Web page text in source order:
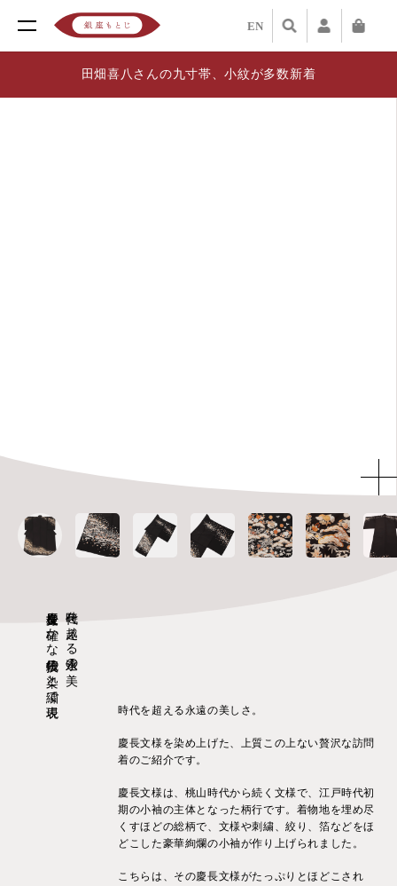
EN
田畑喜八さんの九寸帯、小紋が多数新着
時代を越える永遠の美
慶長文様を確かな伝統技の染と繍で表現
時代を超える永遠の美しさ。
慶長文様を染め上げた、上質この上ない贅沢な訪問
着のご紹介です。
慶長文様は、桃山時代から続く文様で、江戸時代初
期の小袖の主体となった柄行です。着物地を埋め尽
くすほどの総柄で、文様や刺繍、絞り、箔などをほ
どこした豪華絢爛の小袖が作り上げられました。
こちらは、その慶長文様がたっぷりとほどこされ